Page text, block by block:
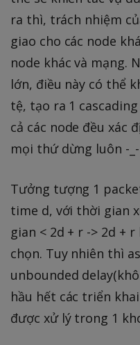
ra thì, trách nhiệm
giao cho các node
node khác và mạng.
lớn, điều này có thể
tệ, tạo ra 1
cả các node đều xác
mọi thứ dừng luôn -_-
Tưởng tượng 1
time d, với thời gian
gian < 2d + r -> 2d +
chọn. Tuy nhiên thì
unbounded
hầu hết các triển
được xử lý trong 1